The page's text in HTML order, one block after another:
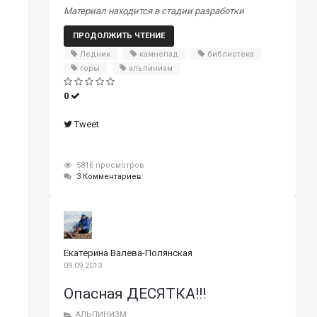
Материал находится в стадии разработки
ПРОДОЛЖИТЬ ЧТЕНИЕ
Ледник
камнепад
библиотека
горы
альпинизм
0
Tweet
5816 просмотров
3 Комментариев
Екатерина Валева-Полянская
09.09.2013
Опасная ДЕСЯТКА!!!
АЛЬПИНИЗМ